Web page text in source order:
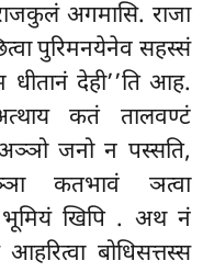
अगमासि. राजा
पुरिमनयेनेव सहस्सं
धीतानं देही’’ति आह.
कतं तालवण्टं
जनो न पस्सति,
कतभावं ञत्वा
भूमियं खिपि . अथ नं
बोधिसत्तस्स